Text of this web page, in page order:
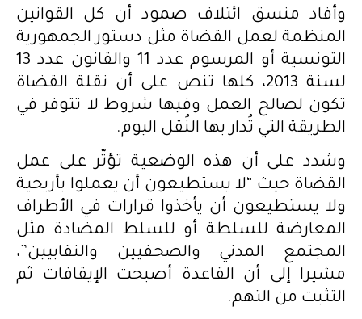
وأفاد منسق ائتلاف صمود أن كل القوانين
المنظمة لعمل القضاة مثل دستور الجمهورية
التونسية أو المرسوم عدد 11 والقانون عدد 13
لسنة 2013، كلها تنص على أن نقلة القضاة
تكون لصالح العمل وفيها شروط لا تتوفر في
الطريقة التي تُدار بها النُقل اليوم.
وشدد على أن هذه الوضعية تؤثّر على عمل
القضاة حيث “لا يستطيعون أن يعملوا بأريحية
ولا يستطيعون أن يأخذوا قرارات في الأطراف
المعارضة للسلطة أو للسلط المضادة مثل
المجتمع المدني والصحفيين والنقابيين”،
مشيرا إلى أن القاعدة أصبحت الإيقافات ثم
التثبت من التهم.